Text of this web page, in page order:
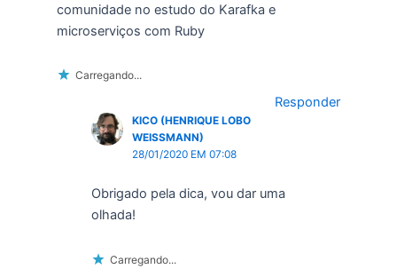
comunidade no estudo do Karafka e
microserviços com Ruby
Carregando...
Responder
KICO (HENRIQUE LOBO
WEISSMANN)
28/01/2020 EM 07:08
Obrigado pela dica, vou dar uma
olhada!
Carregando...